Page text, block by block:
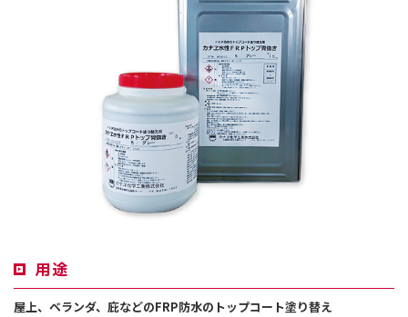
用途
屋上、ベランダ、庇などのFRP防水のトップコート塗り替え